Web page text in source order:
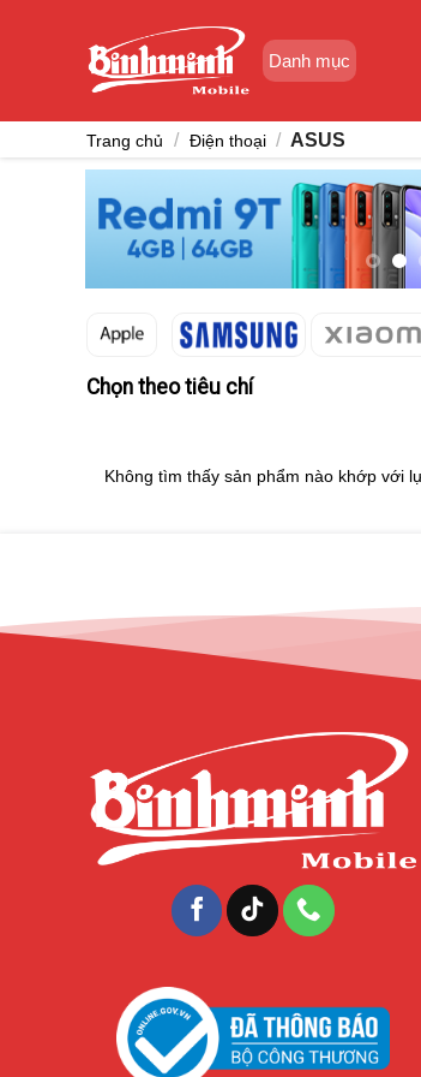
Danh mục
Trang chủ / Điện thoại / ASUS
Chọn theo tiêu chí
Không tìm thấy sản phẩm nào khớp với